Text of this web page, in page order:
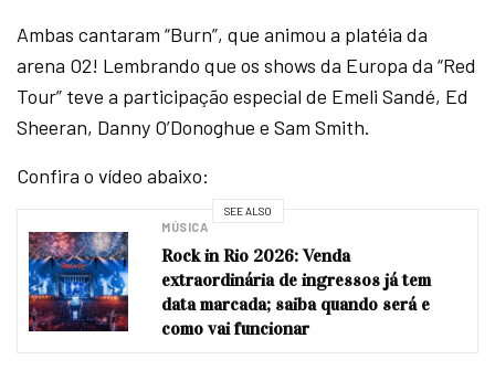
Ambas cantaram “Burn”, que animou a platéia da
arena O2! Lembrando que os shows da Europa da “Red
Tour” teve a participação especial de Emeli Sandé, Ed
Sheeran, Danny O’Donoghue e Sam Smith.
Confira o vídeo abaixo:
SEE ALSO
MÚSICA
Rock in Rio 2026: Venda
extraordinária de ingressos já tem
data marcada; saiba quando será e
como vai funcionar